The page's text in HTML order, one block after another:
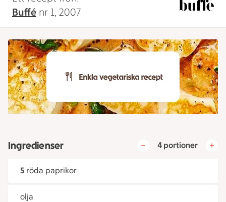
Buffé nr 1, 2007
Ingredienser 4 portioner
5 röda paprikor
olja